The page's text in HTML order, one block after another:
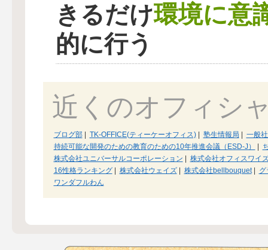
きるだけ環境に意
的に行う
近くのオフィシ
ブログ部| TK-OFFICE(ティーケーオフィス)| 塾生情報局
一般
持続可能な開発のための教育のための10年推進会議（ESD-J）
株式会社ユニバーサルコーポレーション
株式会社オフィスワイ
16性格ランキング| 株式会社ウェイズ| 株式会社bellbouquet|
ワンダフルわん